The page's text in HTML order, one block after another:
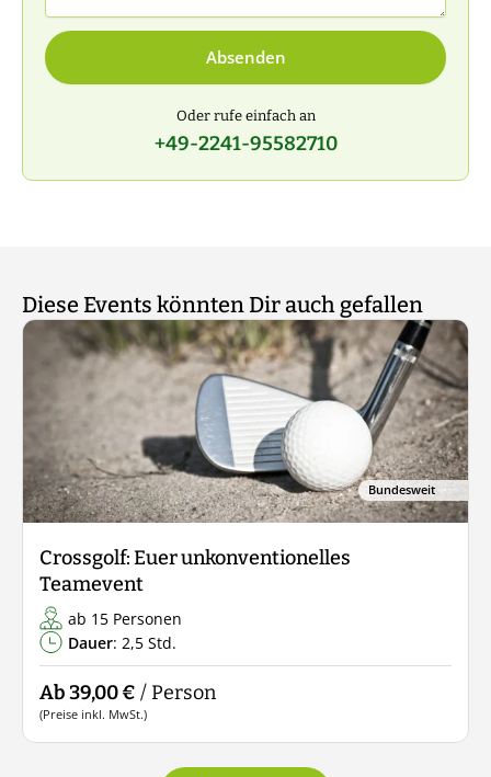
Absenden
Oder rufe einfach an
+49-2241-95582710
Diese Events könnten Dir auch gefallen
Bundesweit
Crossgolf: Euer unkonventionelles
Teamevent
ab 15 Personen
Dauer: 2,5 Std.
Ab 39,00 € / Person
(Preise inkl. MwSt.)